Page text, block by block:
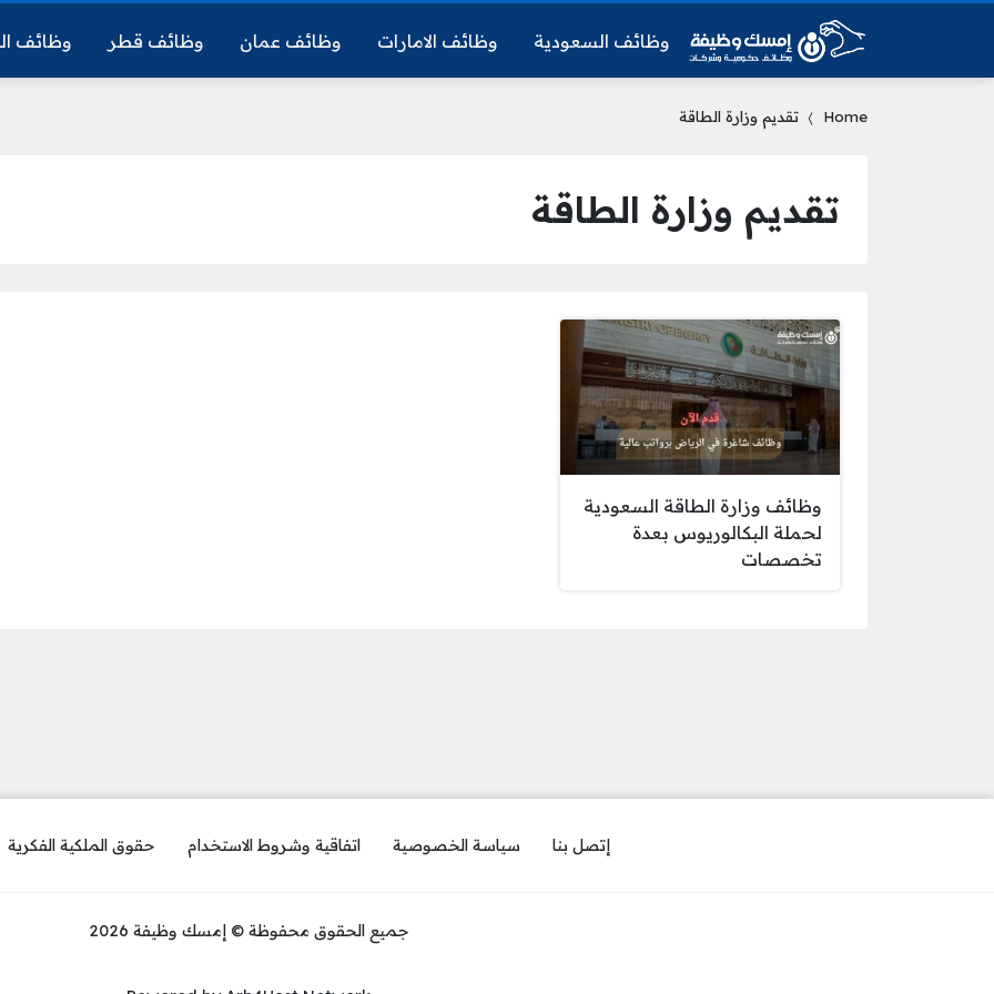
وظائف السعودية وظائف الامارات وظائف عمان وظائف قطر وظائف
Home تقديم وزارة الطاقة
تقديم وزارة الطاقة
وظائف وزارة الطاقة السعودية
لحملة البكالوريوس بعدة
تخصصات
إتصل بنا سياسة الخصوصية اتفاقية وشروط الاستخدام حقوق الملكية الفكرية
جميع الحقوق محفوظة © إمسك وظيفة 2026